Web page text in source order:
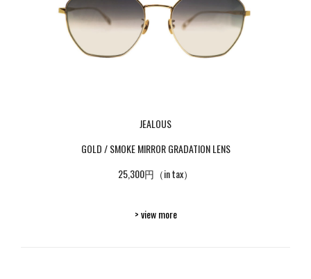
JEALOUS
GOLD / SMOKE MIRROR GRADATION LENS
25,300円（in tax）
> view more